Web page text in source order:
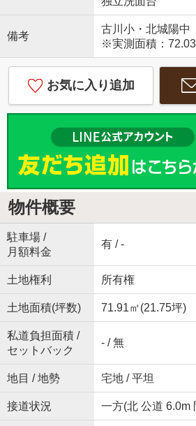
備考
古川小・北城陽中
※実測面積：
お気に入り追加
物件概要
駐車場 /
月額料金
有 / -
土地権利 所有権
土地面積(坪数) 71.91㎡(21.75坪)
私道負担面積 /
セットバック
- / 無
地目 / 地勢 宅地 / 平坦
接道状況 一方(北 公道 6.0m